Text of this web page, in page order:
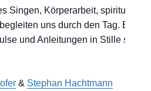
Singen, Körperarbeit, spirituelle
uns durch den Tag. Er
und Anleitungen in Stille statt.
& Stephan Hachtmann